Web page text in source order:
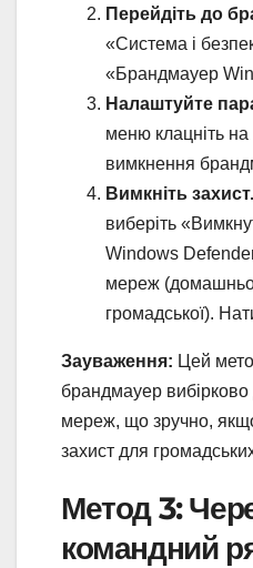
Перейдіть до
«Система і
«Брандмауер
Налаштуйте
меню клацніть
вимкнення
Вимкніть захист.
виберіть
Windows
мереж
громадської).
Зауваження: Цей
брандмауер вибірково
мереж, що зручно,
захист для
Метод 3:
командний